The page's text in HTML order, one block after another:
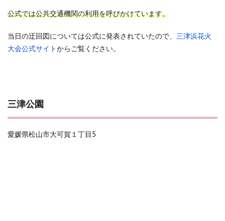
公式では公共交通機関の利用を呼びかけています。
当日の迂回図については公式に発表されていたので、 三津浜花火
大会公式サイト からご覧ください。
三津公園
愛媛県松山市大可賀１丁目5